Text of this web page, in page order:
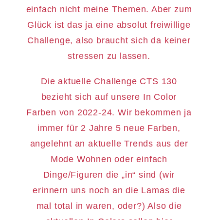
einfach nicht meine Themen. Aber zum
Glück ist das ja eine absolut freiwillige
Challenge, also braucht sich da keiner
stressen zu lassen.
Die aktuelle Challenge CTS 130
bezieht sich auf unsere In Color
Farben von 2022-24. Wir bekommen ja
immer für 2 Jahre 5 neue Farben,
angelehnt an aktuelle Trends aus der
Mode Wohnen oder einfach
Dinge/Figuren die „in“ sind (wir
erinnern uns noch an die Lamas die
mal total in waren, oder?) Also die